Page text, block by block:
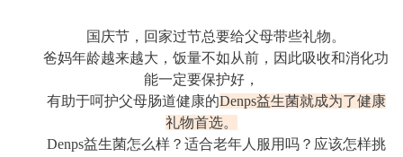
国庆节，回家过节总要给父母带些礼物。
爸妈年龄越来越大，饭量不如从前，因此吸收和消化功
能一定要保护好，
有助于呵护父母肠道健康的Denps益生菌就成为了健康
礼物首选。
Denps益生菌怎么样？适合老年人服用吗？应该怎样挑